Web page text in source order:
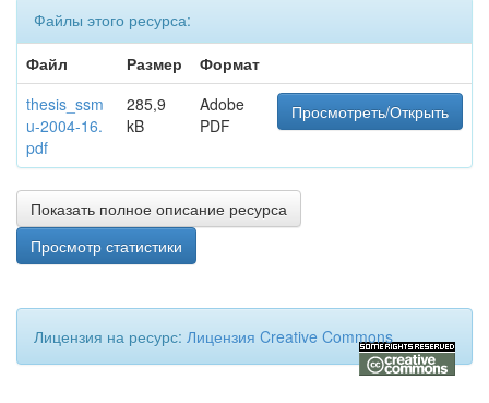
Файлы этого ресурса:
Файл
Размер
Формат
thesis_ssm
u-2004-16.
pdf
285,9
kB
Adobe
PDF
Просмотреть/Открыть
Показать полное описание ресурса
Просмотр статистики
Лицензия на ресурс: Лицензия Creative Commons